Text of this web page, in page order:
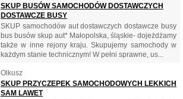
SKUP BUSÓW SAMOCHODÓW DOSTAWCZYCH
DOSTAWCZE BUSY
SKUP samochodów aut dostawczych dostawcze busy
bus busów skup aut* Małopolska, śląskie- dojeżdżamy
także w inne rejony kraju. Skupujemy samochody w
każdym stanie technicznym! W pełni sprawne, us...
Olkusz
SKUP PRZYCZEPEK SAMOCHODOWYCH LEKKICH
SAM LAWET